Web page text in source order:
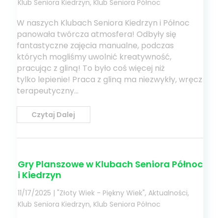
Klub Seniora Kiedrzyn, Klub Seniora Północ
W naszych Klubach Seniora Kiedrzyn i Północ
panowała twórcza atmosfera! Odbyły się
fantastyczne zajęcia manualne, podczas
których mogliśmy uwolnić kreatywność,
pracując z gliną! ​To było coś więcej niż
tylko lepienie! Praca z gliną ma niezwykły, wręcz
terapeutyczny...
Czytaj Dalej
Gry Planszowe w Klubach Seniora Północ
i Kiedrzyn
11/17/2025 | "Złoty Wiek - Piękny Wiek",Aktualności,
Klub Seniora Kiedrzyn, Klub Seniora Północ